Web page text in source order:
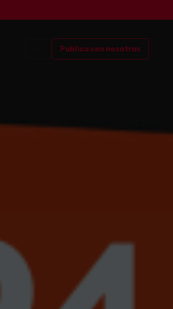
Publica con nosotras